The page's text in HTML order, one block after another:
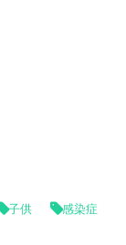
子供 感染症